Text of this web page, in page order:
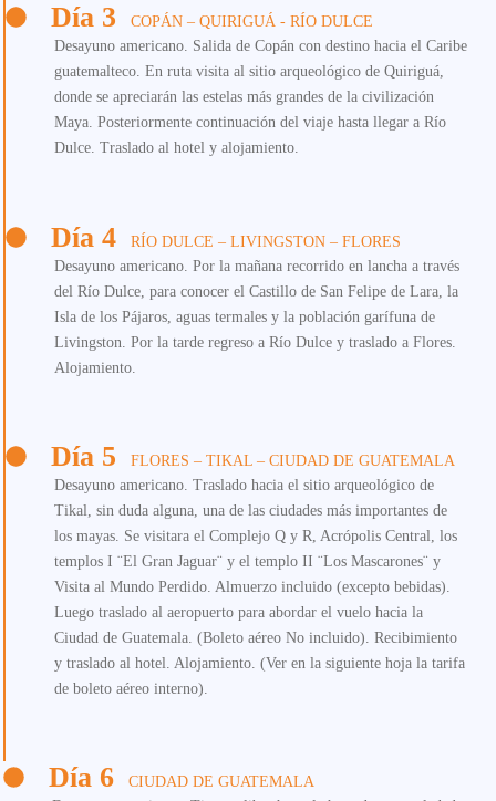
Día 3
COPÁN – QUIRIGUÁ - RÍO DULCE
Desayuno americano. Salida de Copán con destino hacia el Caribe
guatemalteco. En ruta visita al sitio arqueológico de Quiriguá,
donde se apreciarán las estelas más grandes de la civilización
Maya. Posteriormente continuación del viaje hasta llegar a Río
Dulce. Traslado al hotel y alojamiento.
Día 4
RÍO DULCE – LIVINGSTON – FLORES
Desayuno americano. Por la mañana recorrido en lancha a través
del Río Dulce, para conocer el Castillo de San Felipe de Lara, la
Isla de los Pájaros, aguas termales y la población garífuna de
Livingston. Por la tarde regreso a Río Dulce y traslado a Flores.
Alojamiento.
Día 5
FLORES – TIKAL – CIUDAD DE GUATEMALA
Desayuno americano. Traslado hacia el sitio arqueológico de
Tikal, sin duda alguna, una de las ciudades más importantes de
los mayas. Se visitara el Complejo Q y R, Acrópolis Central, los
templos I ¨El Gran Jaguar¨ y el templo II ¨Los Mascarones¨ y
Visita al Mundo Perdido. Almuerzo incluido (excepto bebidas).
Luego traslado al aeropuerto para abordar el vuelo hacia la
Ciudad de Guatemala. (Boleto aéreo No incluido). Recibimiento
y traslado al hotel. Alojamiento. (Ver en la siguiente hoja la tarifa
de boleto aéreo interno).
Día 6
CIUDAD DE GUATEMALA